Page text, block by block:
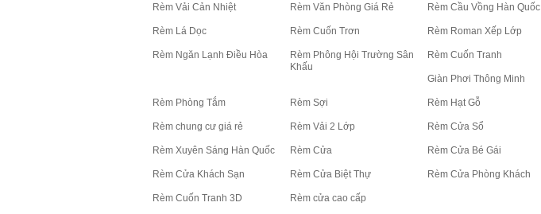
Rèm Vải Cản Nhiệt Rèm Văn Phòng Giá Rẻ Rèm Cầu Vồng Hàn Quốc
Rèm Lá Dọc Rèm Cuốn Trơn Rèm Roman Xếp Lớp
Rèm Ngăn Lạnh Điều Hòa
Rèm Phông Hội Trường Sân
Khấu
Rèm Cuốn Tranh
Giàn Phơi Thông Minh
Rèm Phòng Tắm Rèm Sợi Rèm Hạt Gỗ
Rèm chung cư giá rẻ Rèm Vải 2 Lớp Rèm Cửa Sổ
Rèm Xuyên Sáng Hàn Quốc Rèm Cửa Rèm Cửa Bé Gái
Rèm Cửa Khách Sạn Rèm Cửa Biệt Thự Rèm Cửa Phòng Khách
Rèm Cuốn Tranh 3D Rèm cửa cao cấp